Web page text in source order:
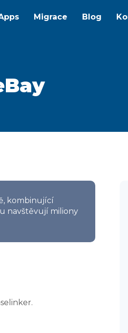
Migrace Blog
kombinující
navštěvují miliony